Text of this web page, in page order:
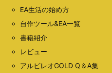
EA生活の始め方
自作ツール&EA一覧
書籍紹介
レビュー
アルビレオGOLD Q＆A集